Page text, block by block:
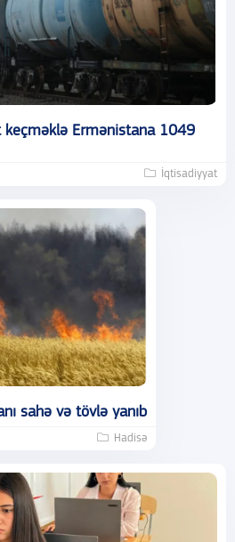
keçməklə Ermənistana 1049
İqtisadiyyat
sahə və tövlə yanıb
Hadisə